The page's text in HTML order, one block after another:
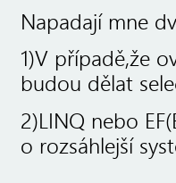
Napadají mne
1)V případě,že
budou dělat
2)LINQ nebo
o rozsáhlejší